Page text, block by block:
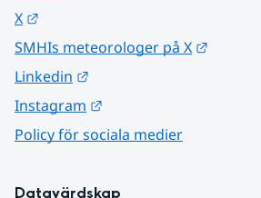
X
SMHIs meteorologer på X
Linkedin
Instagram
Policy för sociala medier
Datavärdskap